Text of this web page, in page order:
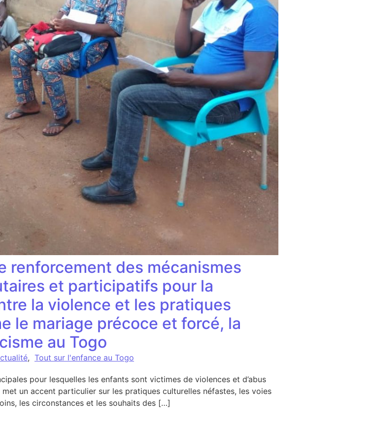
renforcement des mécanismes
et participatifs pour la
la violence et les pratiques
le mariage précoce et forcé, la
au Togo
, Tout sur l'enfance au Togo
pour lesquelles les enfants sont victimes de violences et d’abus
un accent particulier sur les pratiques culturelles néfastes, les voies
les circonstances et les souhaits des […]